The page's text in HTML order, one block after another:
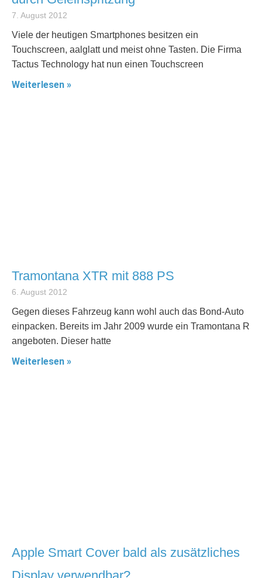
7. August 2012
Viele der heutigen Smartphones besitzen ein
Touchscreen, aalglatt und meist ohne Tasten. Die Firma
Tactus Technology hat nun einen Touchscreen
Weiterlesen »
Tramontana XTR mit 888 PS
6. August 2012
Gegen dieses Fahrzeug kann wohl auch das Bond-Auto
einpacken. Bereits im Jahr 2009 wurde ein Tramontana R
angeboten. Dieser hatte
Weiterlesen »
Apple Smart Cover bald als zusätzliches